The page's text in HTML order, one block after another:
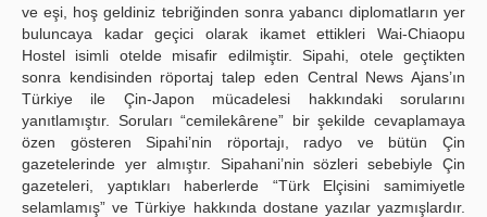
ve eşi, hoş geldiniz tebriğinden sonra yabancı diplomatların yer
buluncaya kadar geçici olarak ikamet ettikleri Wai-Chiaopu
Hostel isimli otelde misafir edilmiştir. Sipahi, otele geçtikten
sonra kendisinden röportaj talep eden Central News Ajans’ın
Türkiye ile Çin-Japon mücadelesi hakkındaki sorularını
yanıtlamıştır. Soruları “cemilekârene” bir şekilde cevaplamaya
özen gösteren Sipahi’nin röportajı, radyo ve bütün Çin
gazetelerinde yer almıştır. Sipahani’nin sözleri sebebiyle Çin
gazeteleri, yaptıkları haberlerde “Türk Elçisini samimiyetle
selamlamış” ve Türkiye hakkında dostane yazılar yazmışlardır.